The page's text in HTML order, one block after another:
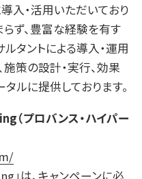
入・活用いただいており
らず、豊富な経験を有す
タントによる導入・運用
策の設計・実行、効果
ルに提供しております。
プロバンス・ハイパー